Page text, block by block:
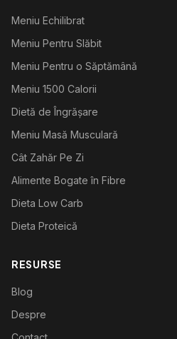
Meniu Echilibrat
Meniu Pentru Slăbit
Meniu Pentru o Săptămână
Meniu 1500 Calorii
Dietă de Îngrășare
Meniu Masă Musculară
Cât Zahăr Pe Zi
Alimente Bogate în Fibre
Dieta Low Carb
Dieta Proteică
RESURSE
Blog
Despre